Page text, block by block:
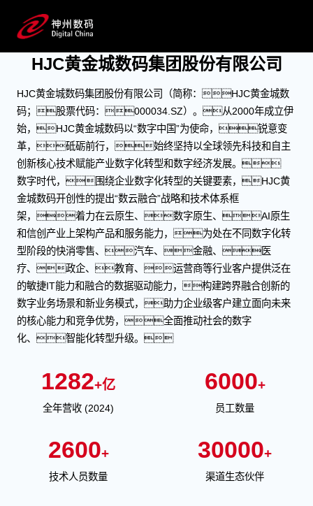
关于HJC黄金城数码
HJC黄金城数码集团股份有限公司
HJC黄金城数码集团股份有限公司（简称：HJC黄金城数
码；股票代码：000034.SZ）。从2000年成立伊
始，HJC黄金城数码以“数字中国”为使命，锐意变
革，砥砺前行，始终坚持以全球领先科技和自主
创新核心技术赋能产业数字化转型和数字经济发展。
数字时代，围绕企业数字化转型的关键要素，HJC黄
金城数码开创性的提出“数云融合”战略和技术体系框
架，着力在云原生、数字原生、AI原生
和信创产业上架构产品和服务能力，为处在不同数字化转
型阶段的快消零售、汽车、金融、医
疗、政企、教育、运营商等行业客户提供泛在
的敏捷IT能力和融合的数据驱动能力，构建跨界融合创新的
数字业务场景和新业务模式，助力企业级客户建立面向未来
的核心能力和竞争优势，全面推动社会的数字
化、智能化转型升级。
1282+亿
全年营收 (2024)
6000+
员工数量
2600+
技术人员数量
30000+
渠道生态伙伴